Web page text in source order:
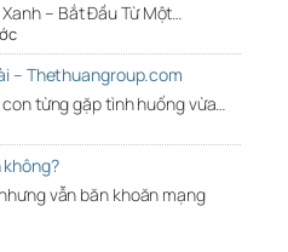
– Bắt Đầu Từ Một…
– Thethuangroup.com
từng gặp tình huống vừa…
không?
vẫn băn khoăn mạng